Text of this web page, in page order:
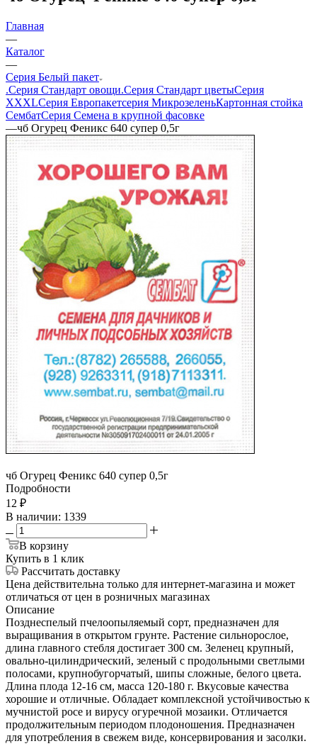
Главная
—
Каталог
—
Серия Белый пакет
.Серия Стандарт овощи.Серия Стандарт цветыСерия
XXXLСерия Европакетсерия МикрозеленьКартонная стойка
СембатСерия Семена в крупной фасовке
—чб Огурец Феникс 640 супер 0,5г
чб Огурец Феникс 640 супер 0,5г
Подробности
12 ₽
В наличии: 1339
В корзину
Купить в 1 клик
Рассчитать доставку
Цена действительна только для интернет-магазина и может
отличаться от цен в розничных магазинах
Описание
Позднеспелый пчелоопыляемый сорт, предназначен для
выращивания в открытом грунте. Растение сильнорослое,
длина главного стебля достигает 300 см. Зеленец крупный,
овально-цилиндрический, зеленый с продольными светлыми
полосами, крупнобугорчатый, шипы сложные, белого цвета.
Длина плода 12-16 см, масса 120-180 г. Вкусовые качества
хорошие и отличные. Обладает комплексной устойчивостью к
мучнистой росе и вирусу огуречной мозаики. Отличается
продолжительным периодом плодоношения. Предназначен
для употребления в свежем виде, консервирования и засолки.